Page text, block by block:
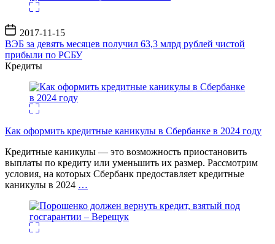
Дата
записи
2017-11-15
ВЭБ за девять месяцев получил 63,3 млрд рублей чистой
прибыли по РСБУ
Кредиты
Как оформить кредитные каникулы в Сбербанке в 2024 году
Кредитные каникулы — это возможность приостановить
выплаты по кредиту или уменьшить их размер. Рассмотрим
условия, на которых Сбербанк предоставляет кредитные
каникулы в 2024 …